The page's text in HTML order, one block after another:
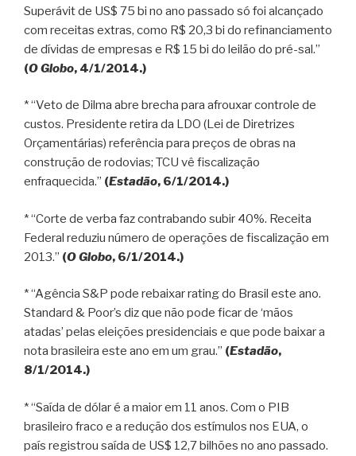
Superávit de US$ 75 bi no ano passado só foi alcançado
com receitas extras, como R$ 20,3 bi do refinanciamento
de dívidas de empresas e R$ 15 bi do leilão do pré-sal.”
(O Globo, 4/1/2014.)
* “Veto de Dilma abre brecha para afrouxar controle de
custos. Presidente retira da LDO (Lei de Diretrizes
Orçamentárias) referência para preços de obras na
construção de rodovias; TCU vê fiscalização
enfraquecida.” (Estadão, 6/1/2014.)
* “Corte de verba faz contrabando subir 40%. Receita
Federal reduziu número de operações de fiscalização em
2013.” (O Globo, 6/1/2014.)
* “Agência S&P pode rebaixar rating do Brasil este ano.
Standard & Poor’s diz que não pode ficar de ‘mãos
atadas’ pelas eleições presidenciais e que pode baixar a
nota brasileira este ano em um grau.” (Estadão,
8/1/2014.)
* “Saída de dólar é a maior em 11 anos. Com o PIB
brasileiro fraco e a redução dos estímulos nos EUA, o
país registrou saída de US$ 12,7 bilhões no ano passado.